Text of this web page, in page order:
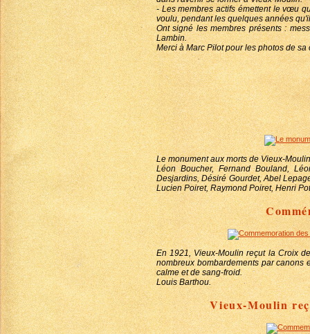
- Les membres actifs émettent le vœu
voulu, pendant les quelques années
Ont signé les membres présents :
Lambin.
Merci à Marc Pilot pour les photos de
Le monument aux morts de Vieux-
Léon Boucher, Fernand Bouland,
Desjardins, Désiré Gourdet, Abel
Lucien Poiret, Raymond Poiret, Henri
En 1921, Vieux-Moulin reçut la Croix
nombreux bombardements par canons
calme et de sang-froid.
Louis Barthou.
Vieux-Moulin